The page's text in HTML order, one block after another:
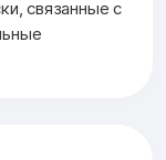
связанные с